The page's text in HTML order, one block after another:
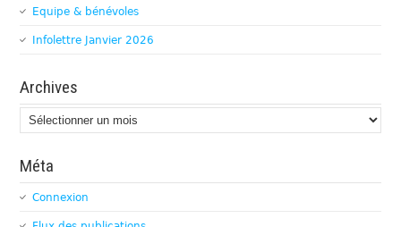
Equipe & bénévoles
Infolettre Janvier 2026
Archives
Archives
Méta
Connexion